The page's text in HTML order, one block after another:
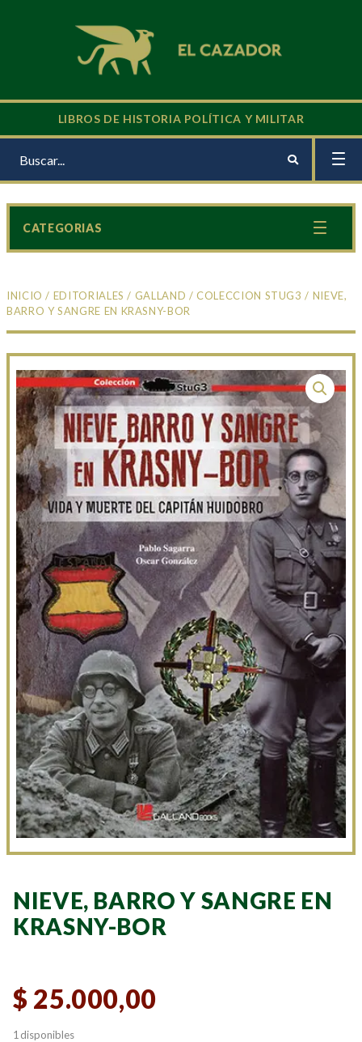
LIBROS DE HISTORIA POLÍTICA Y MILITAR
INICIO / EDITORIALES / GALLAND /COLECCION STUG3 / NIEVE,
BARRO Y SANGRE EN KRASNY-BOR
NIEVE, BARRO Y SANGRE EN
KRASNY-BOR
$ 25.000,00
1 disponibles
CATEGORIAS